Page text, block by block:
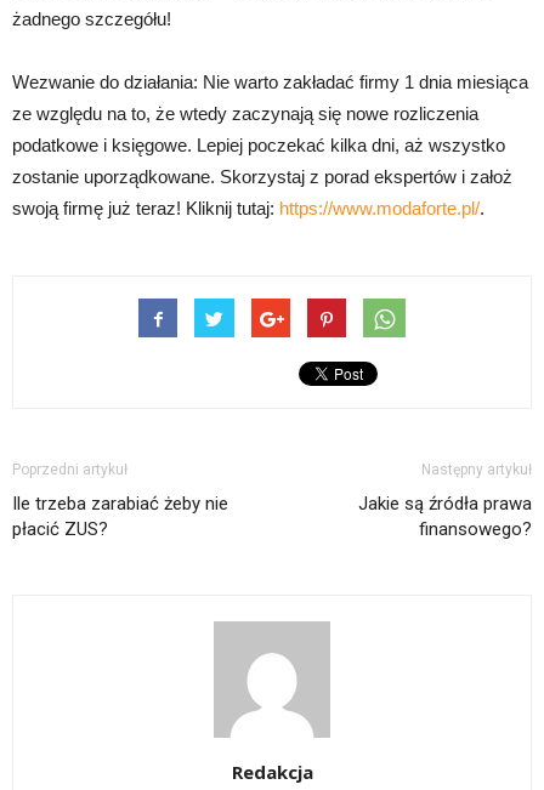
żadnego szczegółu!
Wezwanie do działania: Nie warto zakładać firmy 1 dnia miesiąca
ze względu na to, że wtedy zaczynają się nowe rozliczenia
podatkowe i księgowe. Lepiej poczekać kilka dni, aż wszystko
zostanie uporządkowane. Skorzystaj z porad ekspertów i założ
swoją firmę już teraz! Kliknij tutaj: https://www.modaforte.pl/.
Poprzedni artykuł
Ile trzeba zarabiać żeby nie
płacić ZUS?
Następny artykuł
Jakie są źródła prawa
finansowego?
Redakcja